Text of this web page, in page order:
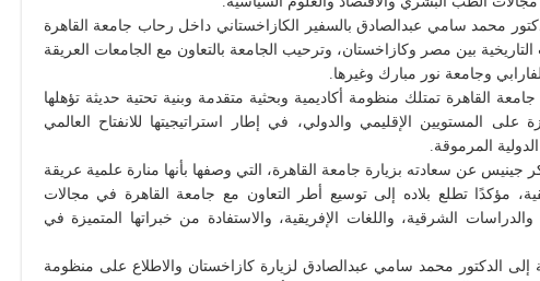
محمد سامي عبدالصادق بالسفير الكازاخستاني داخل رحاب جامعة القاهرة
التاريخية بين مصر وكازاخستان، وترحيب الجامعة بالتعاون مع الجامعات العريقة
وجامعة نور مبارك وغيرها.
القاهرة تمتلك منظومة أكاديمية وبحثية متقدمة وبنية تحتية حديثة تؤهلها
على المستويين الإقليمي والدولي، في إطار استراتيجيتها للانفتاح العالمي
المرموقة.
عن سعادته بزيارة جامعة القاهرة، التي وصفها بأنها منارة علمية عريقة
مؤكدًا تطلع بلاده إلى توسيع أطر التعاون مع جامعة القاهرة في مجالات
والدراسات الشرقية، واللغات الإفريقية، والاستفادة من خبراتها المتميزة في
الدكتور محمد سامي عبدالصادق لزيارة كازاخستان والاطلاع على منظومة